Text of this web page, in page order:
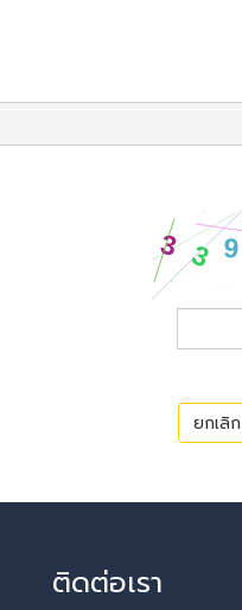
ยกเลิก
ติดต่อเรา